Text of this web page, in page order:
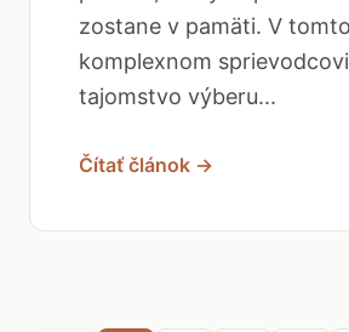
zostane v pamäti. V tomto
komplexnom
tajomstvo výberu...
Čítať článok →